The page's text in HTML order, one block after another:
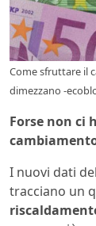
Come sfruttare il
dimezzano -
Forse non ci
I nuovi dati
tracciano un